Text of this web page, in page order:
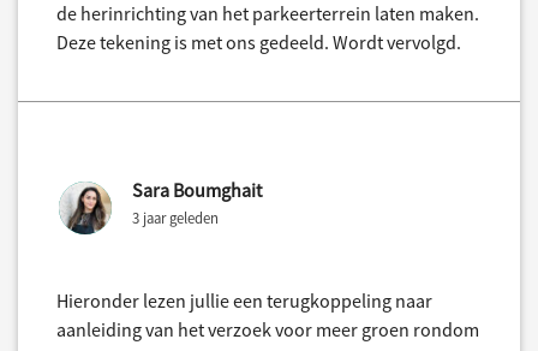
de herinrichting van het parkeerterrein laten maken.
Deze tekening is met ons gedeeld. Wordt vervolgd.
Sara Boumghait
3 jaar geleden
Hieronder lezen jullie een terugkoppeling naar
aanleiding van het verzoek voor meer groen rondom